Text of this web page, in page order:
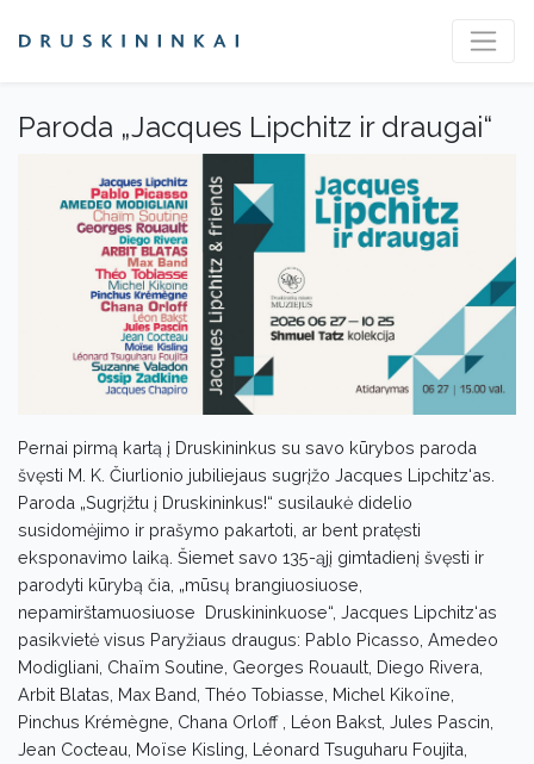
Paroda „Jacques Lipchitz ir draugai“
Pernai pirmą kartą į Druskininkus su savo kūrybos paroda
švęsti M. K. Čiurlionio jubiliejaus sugrįžo Jacques Lipchitz‘as.
Paroda „Sugrįžtu į Druskininkus!“ susilaukė didelio
susidomėjimo ir prašymo pakartoti, ar bent pratęsti
eksponavimo laiką. Šiemet savo 135-ąjį gimtadienį švęsti ir
parodyti kūrybą čia, „mūsų brangiuosiuose,
nepamirštamuosiuose Druskininkuose“, Jacques Lipchitz‘as
pasikvietė visus Paryžiaus draugus: Pablo Picasso, Amedeo
Modigliani, Chaïm Soutine, Georges Rouault, Diego Rivera,
Arbit Blatas, Max Band, Théo Tobiasse, Michel Kikoïne,
Pinchus Krémègne, Chana Orloff , Léon Bakst, Jules Pascin,
Jean Cocteau, Moïse Kisling, Léonard Tsuguharu Foujita,